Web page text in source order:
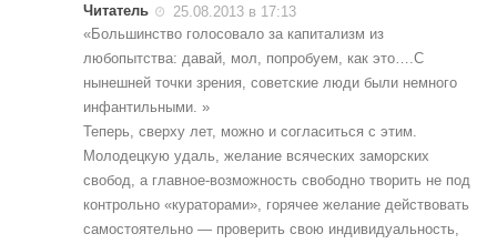
Читатель
25.08.2013 в 17:13
«Большинство голосовало за капитализм из
любопытства: давай, мол, попробуем, как это….С
нынешней точки зрения, советские люди были немного
инфантильными. »
Теперь, сверху лет, можно и согласиться с этим.
Молодецкую удаль, желание всяческих заморских
свобод, а главное-возможность свободно творить не под
контрольно «кураторами», горячее желание действовать
самостоятельно — проверить свою индивидуальность,